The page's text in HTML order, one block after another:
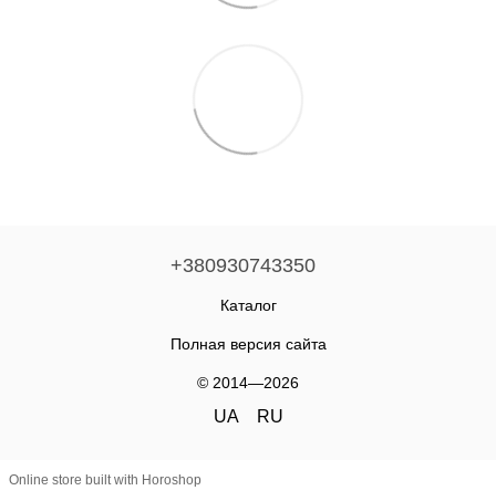
+380930743350
Каталог
Полная версия сайта
© 2014—2026
UA RU
Online store built with Horoshop